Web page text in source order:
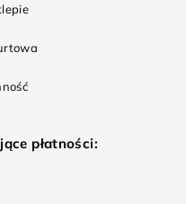
płatności: